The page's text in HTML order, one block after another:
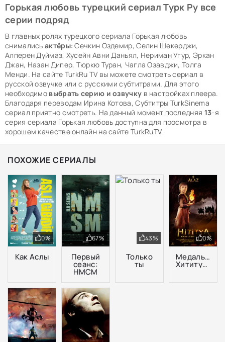
Горькая любовь турецкий сериал Турк Ру все
серии подряд
В главных ролях турецкого сериала Горькая любовь
снималисьактёры: Сечкин Оздемир, Селин Шекерджи,
Алперен Дуймаз, Хусейн Авни Даньял, Нериман Угур, Эркан
Джан, Назан Дипер, Тюркю Туран, Чагла Озавджи, Толга
Менди. На сайте TurkRu TV вы можете смотреть сериал в
русской озвучке или с русскими субтитрами. Для этого
необходимо выбрать серию и озвучку в настройках плеера.
Благодаря переводам Ирина Котова, Субтитры TurkSinema
сериал приятно смотреть. На данный момент последняя 13-я
серия сериала Горькая любовь доступна для просмотра в
хорошем качестве онлайн на сайте TurkRuTV.
ПОХОЖИЕ СЕРИАЛЫ
Как Аслы
0%
Первый
сеанс:
НМСМ
67%
Только
ты
43%
Медальон
Хититуйи
0%